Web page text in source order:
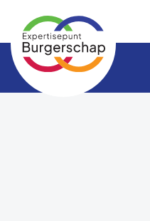
Expertisepunt
Burgerschap